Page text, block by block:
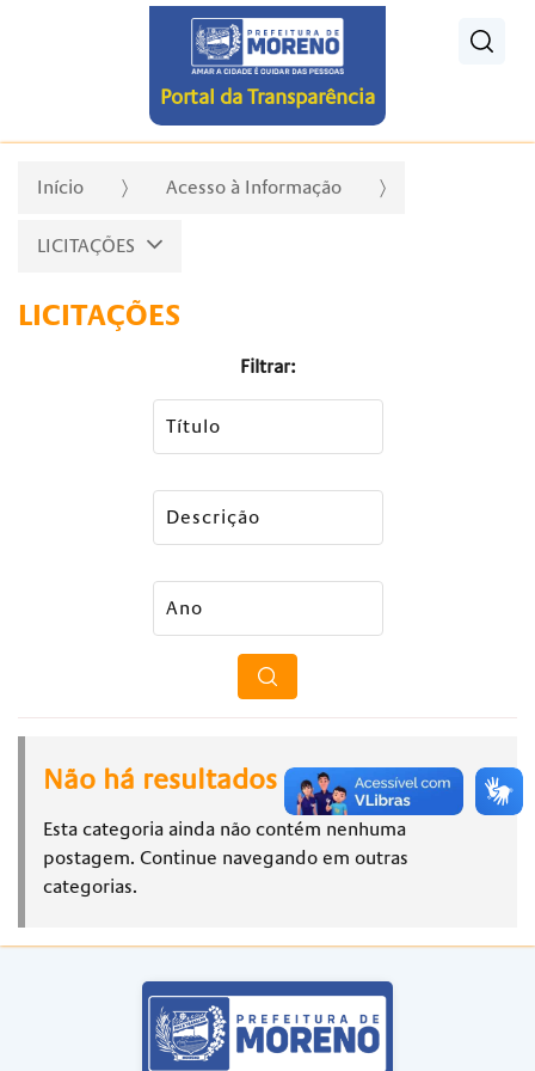
Portal da Transparência
Início Acesso à Informação
LICITAÇÕES
LICITAÇÕES
Filtrar:
Não há resultados
Esta categoria ainda não contém nenhuma
postagem. Continue navegando em outras
categorias.